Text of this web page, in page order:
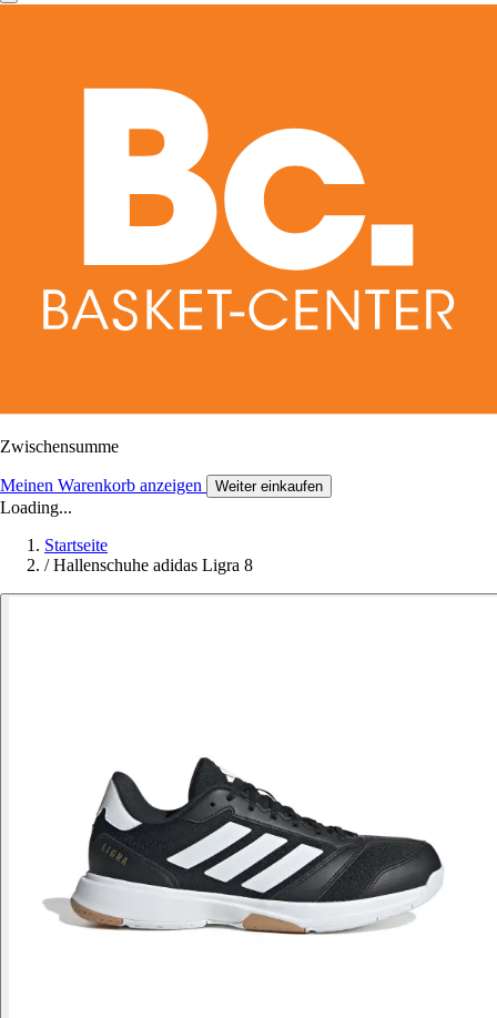
Zwischensumme
Meinen Warenkorb anzeigen Weiter einkaufen
Loading...
Startseite
/ Hallenschuhe adidas Ligra 8